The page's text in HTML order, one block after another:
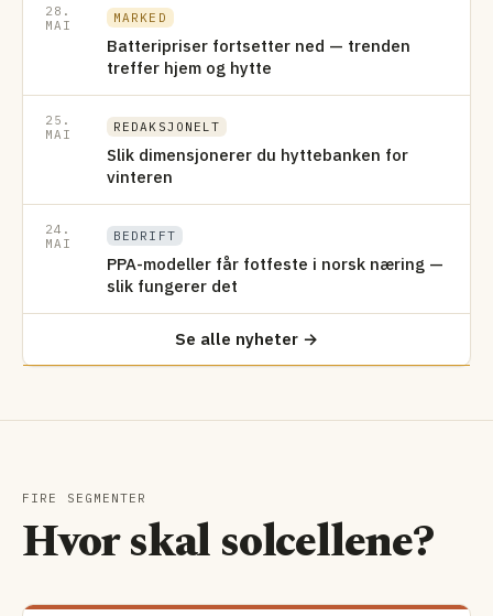
28.
MAI
MARKED
Batteripriser fortsetter ned — trenden
treffer hjem og hytte
25.
MAI
REDAKSJONELT
Slik dimensjonerer du hyttebanken for
vinteren
24.
MAI
BEDRIFT
PPA-modeller får fotfeste i norsk næring —
slik fungerer det
Se alle nyheter →
FIRE SEGMENTER
Hvor skal solcellene?